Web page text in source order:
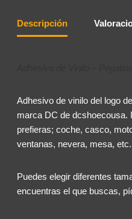
Descripción
Adhesivo de vinilo del logo
marca DC de dcshoecousa.
prefieras; coche, casco,
ventanas, nevera, mesa, etc.
Puedes elegir diferentes
encuentras el que buscas,